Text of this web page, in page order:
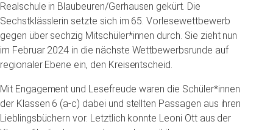
Realschule in Blaubeuren/Gerhausen gekürt. Die
Sechstklässlerin setzte sich im 65. Vorlesewettbewerb
gegen über sechzig Mitschüler*innen durch. Sie zieht nun
im Februar 2024 in die nächste Wettbewerbsrunde auf
regionaler Ebene ein, den Kreisentscheid.
Mit Engagement und Lesefreude waren die Schüler*innen
der Klassen 6 (a-c) dabei und stellten Passagen aus ihren
Lieblingsbüchern vor. Letztlich konnte Leoni Ott aus der